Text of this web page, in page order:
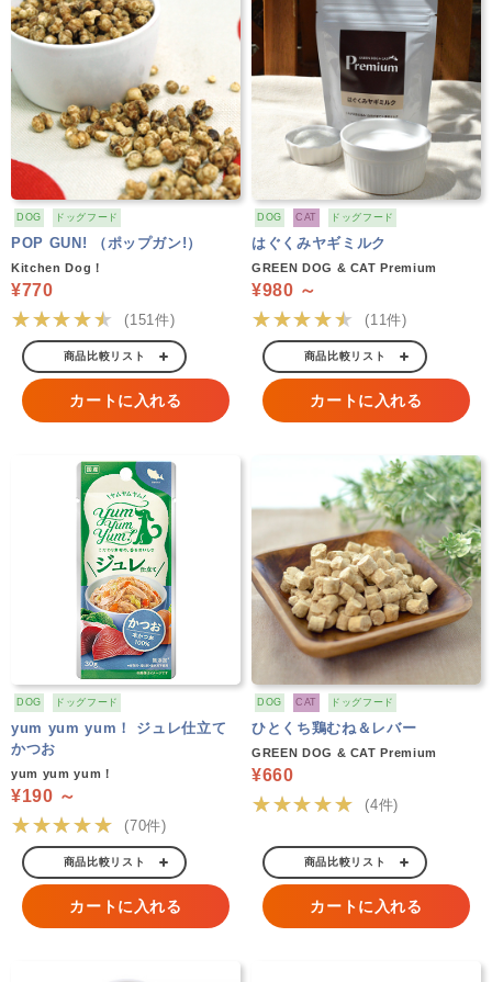
DOG ドッグフード
POP GUN! （ポップガン!）
Kitchen Dog！
¥770
★★★★★ (151件)
商品比較リスト
カートに入れる
DOG CAT ドッグフード
はぐくみヤギミルク
GREEN DOG & CAT Premium
¥980 ～
★★★★★ (11件)
商品比較リスト
カートに入れる
DOG ドッグフード
yum yum yum！ ジュレ仕立て
かつお
yum yum yum！
¥190 ～
★★★★★ (70件)
商品比較リスト
カートに入れる
DOG CAT ドッグフード
ひとくち鶏むね＆レバー
GREEN DOG & CAT Premium
¥660
★★★★★ (4件)
商品比較リスト
カートに入れる